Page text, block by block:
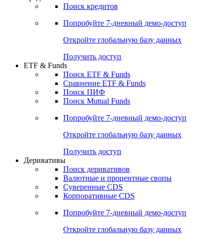
Поиск кредитов
Попробуйте 7-дневный демо-доступ
Откройте глобальную базу данных
Получить доступ
ETF & Funds
Поиск ETF & Funds
Сравнение ETF & Funds
Поиск ПИФ
Поиск Mutual Funds
Попробуйте 7-дневный демо-доступ
Откройте глобальную базу данных
Получить доступ
Деривативы
Поиск деривативов
Валютные и процентные свопы
Суверенные CDS
Корпоративные CDS
Попробуйте 7-дневный демо-доступ
Откройте глобальную базу данных